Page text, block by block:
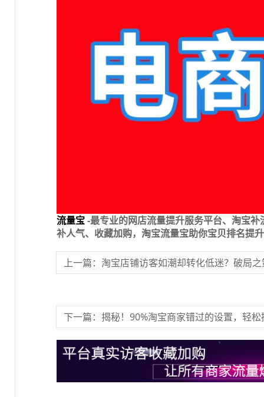
流量宝-最专业的网店流量提升服务平台、淘宝
补人气、收藏加购，淘宝流量宝助你宝贝排名提
上一篇：淘宝店铺访客如潮却转化低迷？破局
下一篇：揭秘！90%淘宝商家错过的设置，轻